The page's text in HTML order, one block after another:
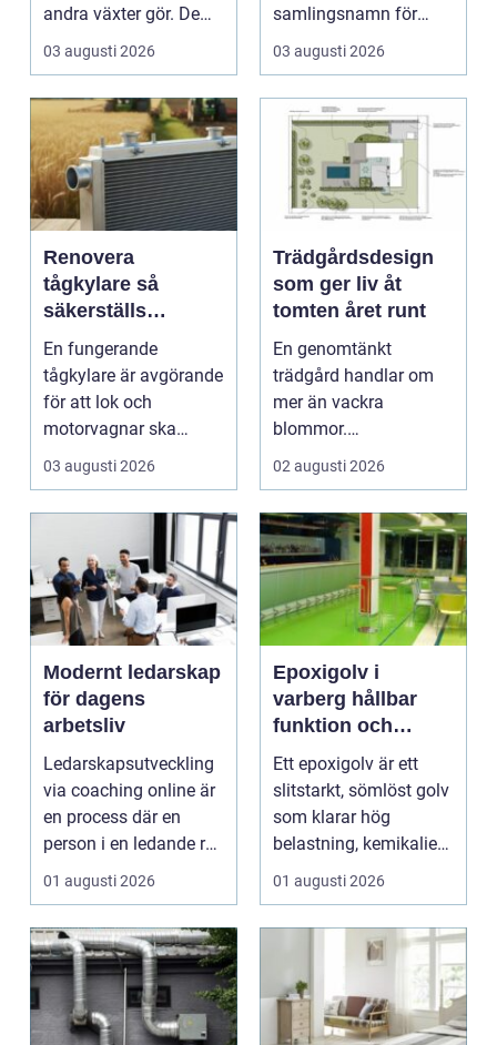
andra växter gör. De
skapar rum, ger ...
03 augusti 2026
samlingsnamn för
husägare som vill
03 augusti 2026
Renovera
tågkylare så
säkerställs
driftsäkra lok och
tågsystem
En fungerande
tågkylare är avgörande
för att lok och
motorvagnar ska
kunna leverera pålitlig
03 augusti 2026
Trädgårdsdesign
som ger liv åt
tomten året runt
En genomtänkt
trädgård handlar om
mer än vackra
blommor.
trädgårdsdesign
och ...
02 augusti 2026
Modernt ledarskap
för dagens
arbetsliv
Ledarskapsutveckling
via coaching online är
en process där en
person i en ledande roll
f&a...
01 augusti 2026
Epoxigolv i
varberg hållbar
funktion och
snygg design i
samma lösning
Ett epoxigolv är ett
slitstarkt, sömlöst golv
som klarar hög
belastning, kemikalier
och väta utan at...
01 augusti 2026